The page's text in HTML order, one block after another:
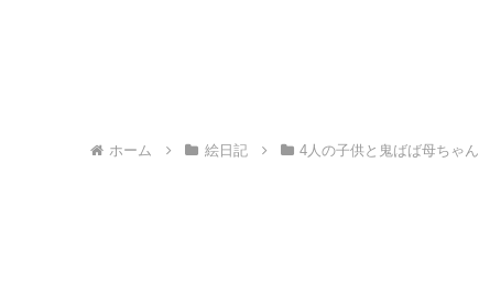
ホーム 絵日記 4人の子供と鬼ばば母ちゃん